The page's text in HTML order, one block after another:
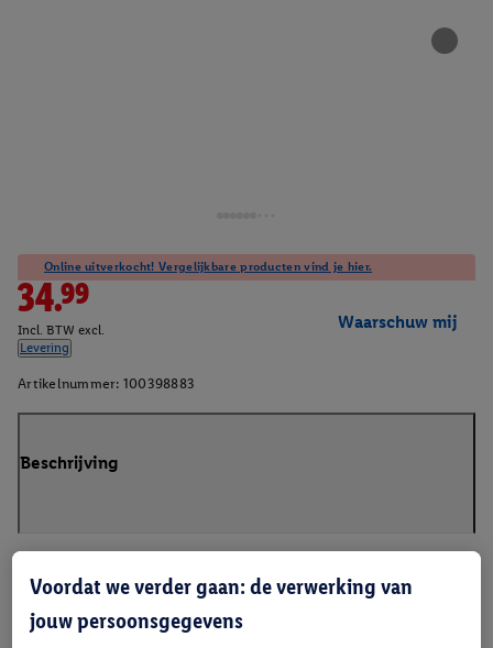
Online uitverkocht! Vergelijkbare producten vind je hier.
34.99
Incl. BTW excl.
Levering
Waarschuw mij
Artikelnummer: 100398883
Beschrijving
Voordat we verder gaan: de verwerking van
jouw persoonsgegevens